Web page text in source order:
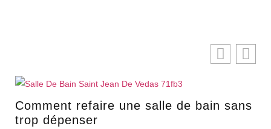
Comment refaire une salle de bain sans
trop dépenser